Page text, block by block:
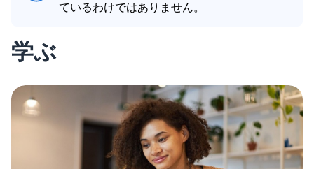
ているわけではありません。
学ぶ